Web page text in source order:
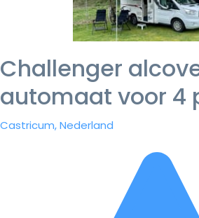
Challenger
automaat voor 4
Castricum, Nederland